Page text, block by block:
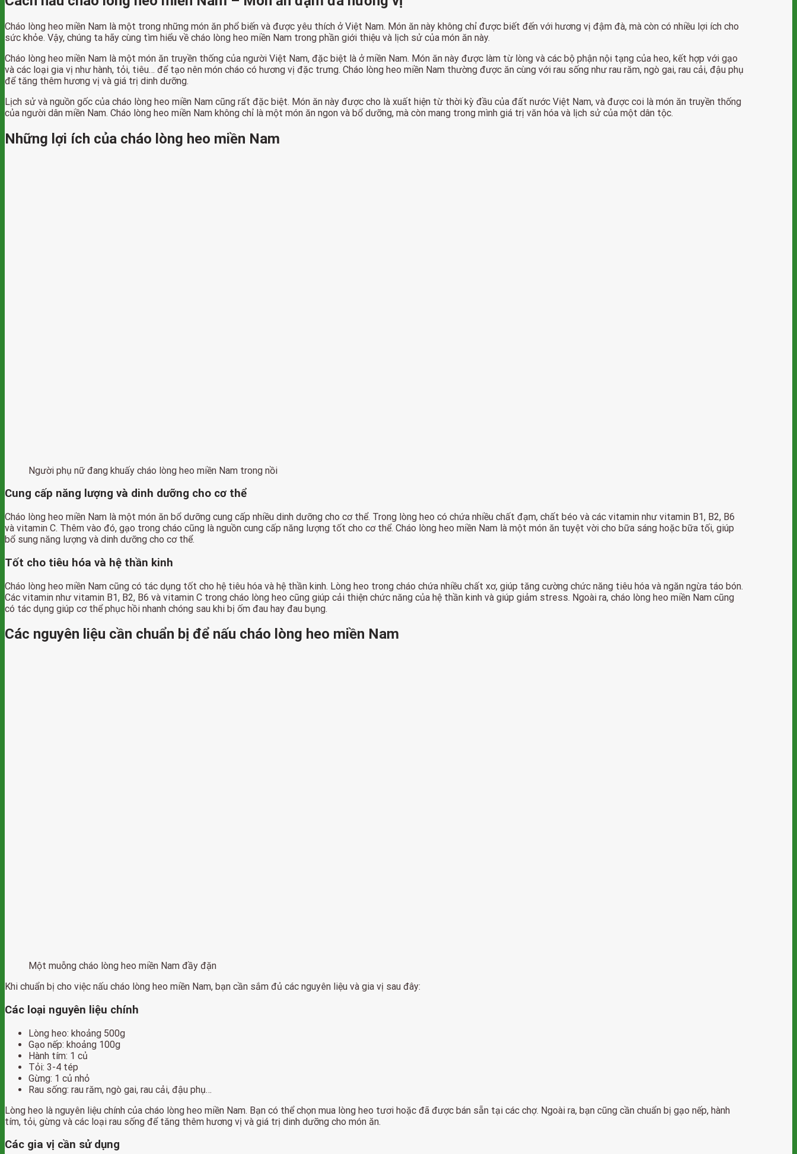
Cháo lòng heo miền Nam là một trong những món ăn phổ biến và được yêu thích ở Việt Nam. Món ăn này không chỉ được biết đến với hương vị đậm đà, mà còn có nhiều lợi ích cho
sức khỏe. Vậy, chúng ta hãy cùng tìm hiểu về cháo lòng heo miền Nam trong phần giới thiệu và lịch sử của món ăn này.
Cháo lòng heo miền Nam là một món ăn truyền thống của người Việt Nam, đặc biệt là ở miền Nam. Món ăn này được làm từ lòng và các bộ phận nội tạng của heo, kết hợp với gạo
và các loại gia vị như hành, tỏi, tiêu… để tạo nên món cháo có hương vị đặc trưng. Cháo lòng heo miền Nam thường được ăn cùng với rau sống như rau răm, ngò gai, rau cải, đậu phụ
để tăng thêm hương vị và giá trị dinh dưỡng.
Lịch sử và nguồn gốc của cháo lòng heo miền Nam cũng rất đặc biệt. Món ăn này được cho là xuất hiện từ thời kỳ đầu của đất nước Việt Nam, và được coi là món ăn truyền thống
của người dân miền Nam. Cháo lòng heo miền Nam không chỉ là một món ăn ngon và bổ dưỡng, mà còn mang trong mình giá trị văn hóa và lịch sử của một dân tộc.
Những lợi ích của cháo lòng heo miền Nam
Người phụ nữ đang khuấy cháo lòng heo miền Nam trong nồi
Cung cấp năng lượng và dinh dưỡng cho cơ thể
Cháo lòng heo miền Nam là một món ăn bổ dưỡng cung cấp nhiều dinh dưỡng cho cơ thể. Trong lòng heo có chứa nhiều chất đạm, chất béo và các vitamin như vitamin B1, B2, B6
và vitamin C. Thêm vào đó, gạo trong cháo cũng là nguồn cung cấp năng lượng tốt cho cơ thể. Cháo lòng heo miền Nam là một món ăn tuyệt vời cho bữa sáng hoặc bữa tối, giúp
bổ sung năng lượng và dinh dưỡng cho cơ thể.
Tốt cho tiêu hóa và hệ thần kinh
Cháo lòng heo miền Nam cũng có tác dụng tốt cho hệ tiêu hóa và hệ thần kinh. Lòng heo trong cháo chứa nhiều chất xơ, giúp tăng cường chức năng tiêu hóa và ngăn ngừa táo bón.
Các vitamin như vitamin B1, B2, B6 và vitamin C trong cháo lòng heo cũng giúp cải thiện chức năng của hệ thần kinh và giúp giảm stress. Ngoài ra, cháo lòng heo miền Nam cũng
có tác dụng giúp cơ thể phục hồi nhanh chóng sau khi bị ốm đau hay đau bụng.
Các nguyên liệu cần chuẩn bị để nấu cháo lòng heo miền Nam
Một muỗng cháo lòng heo miền Nam đầy đặn
Khi chuẩn bị cho việc nấu cháo lòng heo miền Nam, bạn cần sắm đủ các nguyên liệu và gia vị sau đây:
Các loại nguyên liệu chính
Lòng heo: khoảng 500g
Gạo nếp: khoảng 100g
Hành tím: 1 củ
Tỏi: 3-4 tép
Gừng: 1 củ nhỏ
Rau sống: rau răm, ngò gai, rau cải, đậu phụ…
Lòng heo là nguyên liệu chính của cháo lòng heo miền Nam. Bạn có thể chọn mua lòng heo tươi hoặc đã được bán sẵn tại các chợ. Ngoài ra, bạn cũng cần chuẩn bị gạo nếp, hành
tím, tỏi, gừng và các loại rau sống để tăng thêm hương vị và giá trị dinh dưỡng cho món ăn.
Các gia vị cần sử dụng